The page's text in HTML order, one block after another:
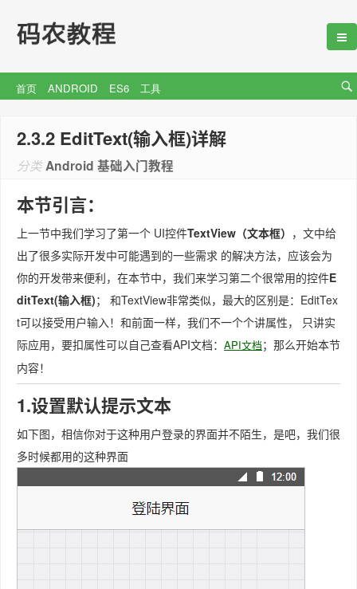
首页 ANDROID ES6 工具
2.3.2 EditText(输入框)详解
分类Android 基础入门教程
本节引言：
上一节中我们学习了第一个 UI控件TextView（文本框） ，文中给
出了很多实际开发中可能遇到的一些需求 的解决方法，应该会为
你的开发带来便利，在本节中，我们来学习第二个很常用的控件E
ditText(输入框)； 和TextView非常类似，最大的区别是：EditTex
t可以接受用户输入！和前面一样，我们不一个个讲属性， 只讲实
际应用，要扣属性可以自己查看API文档： API文档；那么开始本节
内容！
1.设置默认提示文本
如下图，相信你对于这种用户登录的界面并不陌生，是吧，我们很
多时候都用的这种界面